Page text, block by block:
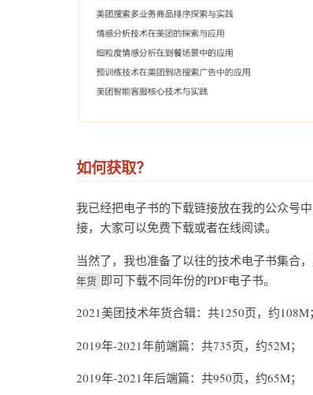
如何获取？
我已经把电子书的下载链接放在我的公众号
接，大家可以免费下载或者在线阅读。
当然了，我也准备了以往的技术电子书集合
年货 即可下载不同年份的PDF电子书。
2021美团技术年货合辑：共1250页，约108M；
2019年-2021年前端篇：共735页，约52M；
2019年-2021年后端篇：共950页，约65M；